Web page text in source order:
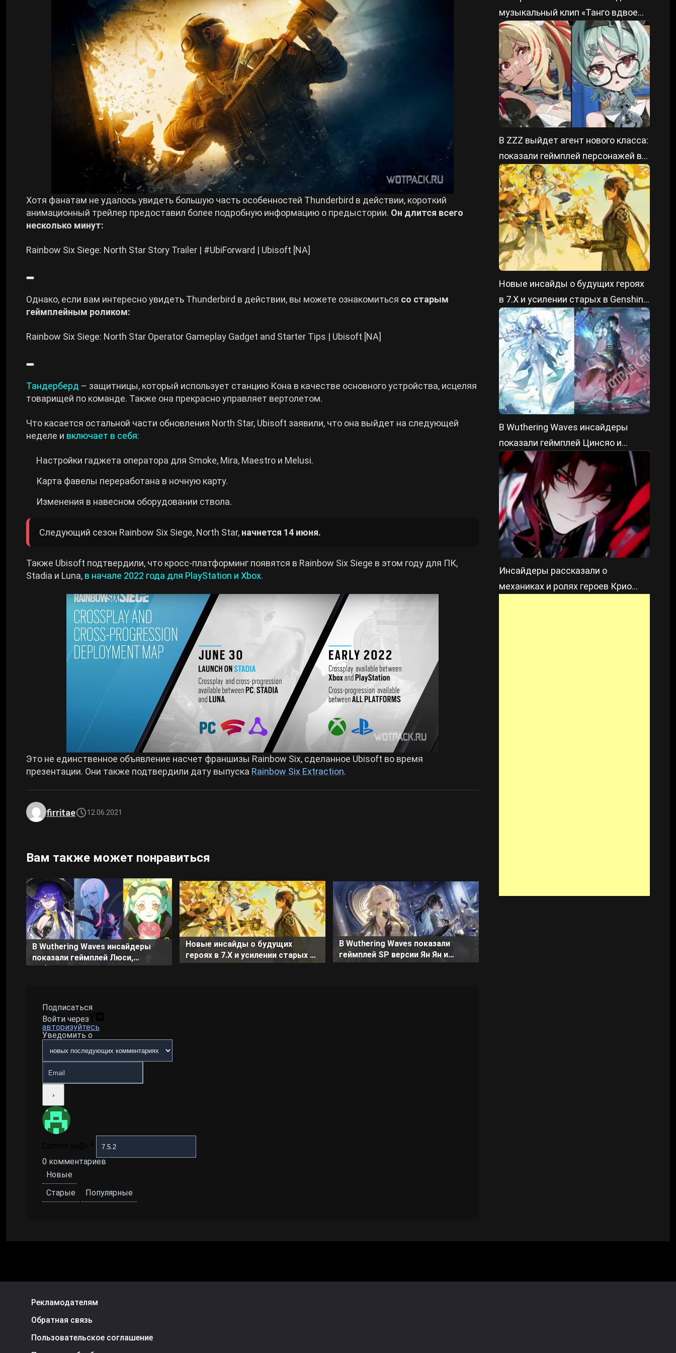
Crimson Desert
Zenless Zone Zero
Kingdom Come: Deliverance 2
Hogwarts Legacy
Cyberpunk 2077
Все игры
Билды Arknights: Endfield
Билды Wuthering Waves
Билды Cyberpunk 2077
Билды Path of Exile 2
Хотя фанатам не удалось увидеть большую часть особенностей Thunderbird в действии, короткий
анимационный трейлер предоставил более подробную информацию о предыстории. Он длится всего
несколько минут:
Rainbow Six Siege: North Star Story Trailer | #UbiForward | Ubisoft [NA]
Однако, если вам интересно увидеть Thunderbird в действии, вы можете ознакомиться со старым
геймплейным роликом:
Rainbow Six Siege: North Star Operator Gameplay Gadget and Starter Tips | Ubisoft [NA]
Тандерберд – защитницы, который использует станцию ​​Кона в качестве основного устройства, исцеляя
товарищей по команде. Также она прекрасно управляет вертолетом.
Что касается остальной части обновления North Star, Ubisoft заявили, что она выйдет на следующей
неделе и включает в себя:
Настройки гаджета оператора для Smoke, Mira, Maestro и Melusi.
Карта фавелы переработана в ночную карту.
Изменения в навесном оборудовании ствола.
Следующий сезон Rainbow Six Siege, North Star, начнется 14 июня.
Также Ubisoft подтвердили, что кросс-платформинг появятся в Rainbow Six Siege в этом году для ПК,
Stadia и Luna, в начале 2022 года для PlayStation и Xbox.
Это не единственное объявление насчет франшизы Rainbow Six, сделанное Ubisoft во время
презентации. Они также подтвердили дату выпуска Rainbow Six Extraction.
firritae 12.06.2021
Вам также может понравиться
В Wuthering Waves инсайдеры
показали геймплей Люси,
Ребекки и Люциллы
Новые инсайды о будущих
героях в 7.X и усилении старых в
Genshin Impact
В Wuthering Waves показали
геймплей SP версии Ян Ян и
Подписаться
Войти через
авторизуйтесь
Уведомить о
0 комментариев
Новые
Старые
Популярные
музыкальный клип «Танго вдвоем»
из ZZZ
В ZZZ выйдет агент нового класса:
показали геймплей персонажей в
патче 3.2
Новые инсайды о будущих героях
в 7.X и усилении старых в Genshin
Impact
В Wuthering Waves инсайдеры
показали геймплей Цинсяо и
Цзинжаня
Инсайдеры рассказали о
механиках и ролях героев Крио
Рекламодателям
Обратная связь
Пользовательское соглашение